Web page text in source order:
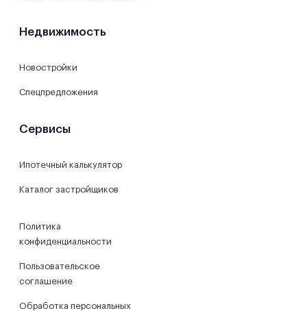
Недвижимость
Новостройки
Спецпредложения
Сервисы
Ипотечный калькулятор
Каталог застройщиков
Политика
конфиденциальности
Пользовательское
соглашение
Обработка персональных